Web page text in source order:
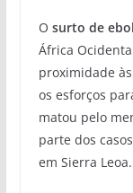
O surto de
África
proximidade
os esforços
matou pelo
parte dos
em Sierra Leoa.